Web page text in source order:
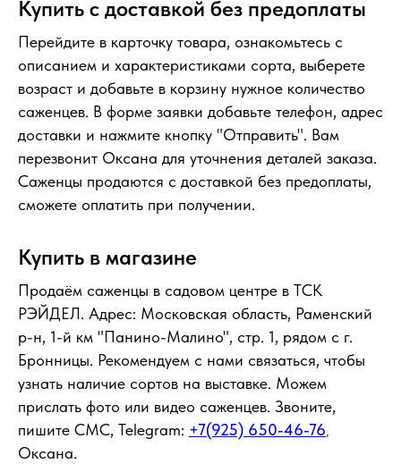
Купить с доставкой без предоплаты
Перейдите в карточку товара, ознакомьтесь с
описанием и характеристиками сорта, выберете
возраст и добавьте в корзину нужное количество
саженцев. В форме заявки добавьте телефон, адрес
доставки и нажмите кнопку "Отправить". Вам
перезвонит Оксана для уточнения деталей заказа.
Саженцы продаются с доставкой без предоплаты,
сможете оплатить при получении.
Купить в магазине
Продаём саженцы в садовом центре в ТСК
РЭЙДЕЛ. Адрес: Московская область, Раменский
р-н, 1-й км "Панино-Малино", стр. 1, рядом с г.
Бронницы. Рекомендуем с нами связаться, чтобы
узнать наличие сортов на выставке. Можем
прислать фото или видео саженцев. Звоните,
пишите СМС, Telegram: +7(925) 650-46-76,
Оксана.